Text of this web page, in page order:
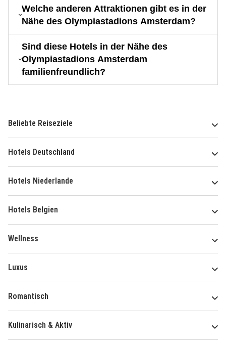
Welche anderen Attraktionen gibt es in der
Nähe des Olympiastadions Amsterdam?
Sind diese Hotels in der Nähe des
Olympiastadions Amsterdam
familienfreundlich?
Beliebte Reiseziele
Hotels Deutschland
Hotels Niederlande
Hotels Belgien
Wellness
Luxus
Romantisch
Kulinarisch & Aktiv